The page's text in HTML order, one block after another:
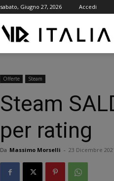
sabato, Giugno 27, 2026 Accedi
Offerte Steam
Steam
per rating
Da Massimo Morselli - 23 Dicembre